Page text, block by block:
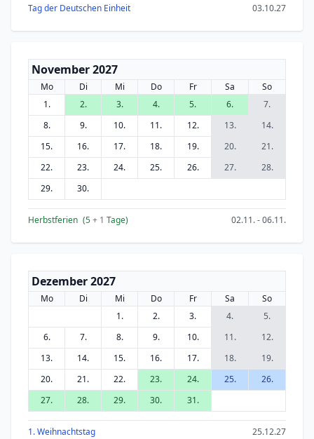
Tag der Deutschen Einheit 03.10.27
November 2027
Mo Di Mi Do Fr Sa
So
1.
2. 3. 4. 5. 6.
7.
8.
9. 10. 11. 12. 13.
14.
15.
16. 17. 18. 19. 20.
21.
22.
23. 24. 25. 26. 27.
28.
29.
30.
Herbstferien (5+ 1 Tage) 02.11. - 06.11.
Dezember 2027
Mo Di Mi Do Fr Sa
So
1.
2. 3. 4.
5.
6.
7. 8. 9. 10. 11.
12.
13.
14. 15. 16. 17. 18.
19.
20.
21. 22. 23. 24. 25.
26.
27.
28. 29. 30. 31.
1. Weihnachtstag
25.12.27